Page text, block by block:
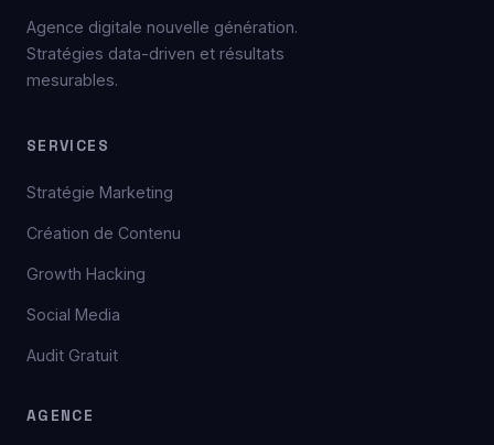
Agence digitale nouvelle génération.
Stratégies data-driven et résultats
mesurables.
SERVICES
Stratégie Marketing
Création de Contenu
Growth Hacking
Social Media
Audit Gratuit
AGENCE